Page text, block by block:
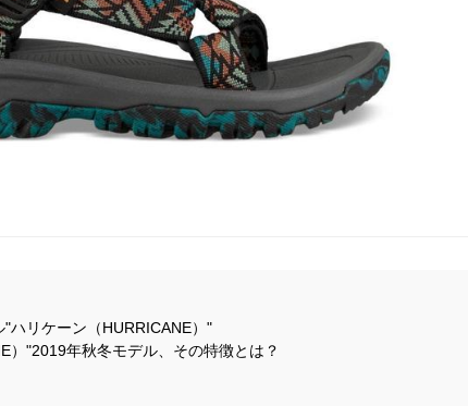
ハリケーン（HURRICANE）"
）"2019年秋冬モデル、その特徴とは？